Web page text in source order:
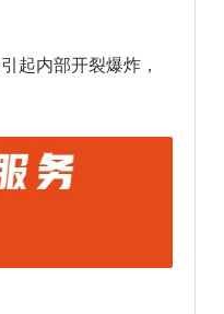
起内部开裂爆炸，